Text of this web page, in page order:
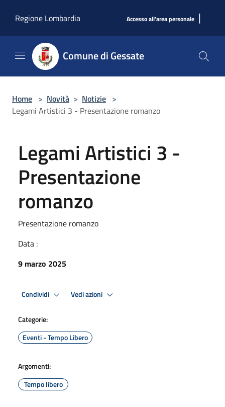
Regione Lombardia
Accesso all'area personale |
Comune di Gessate
Home > Novità > Notizie >
Legami Artistici 3 - Presentazione romanzo
Legami Artistici 3 -
Presentazione
romanzo
Presentazione romanzo
Data :
9 marzo 2025
Condividi Vedi azioni
Categorie:
Eventi - Tempo Libero
Argomenti:
Tempo libero